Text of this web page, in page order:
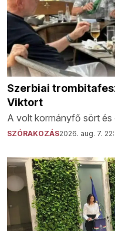
Szerbiai
Viktort
A volt kormányfő sört
SZÓRAKOZÁS2026. aug. 7.